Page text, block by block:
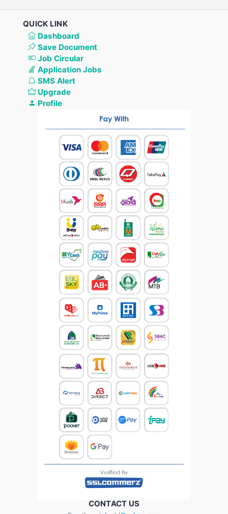
QUICK LINK
Dashboard
Save Document
Job Circular
Application Jobs
SMS Alert
Upgrade
Profile
CONTACT US